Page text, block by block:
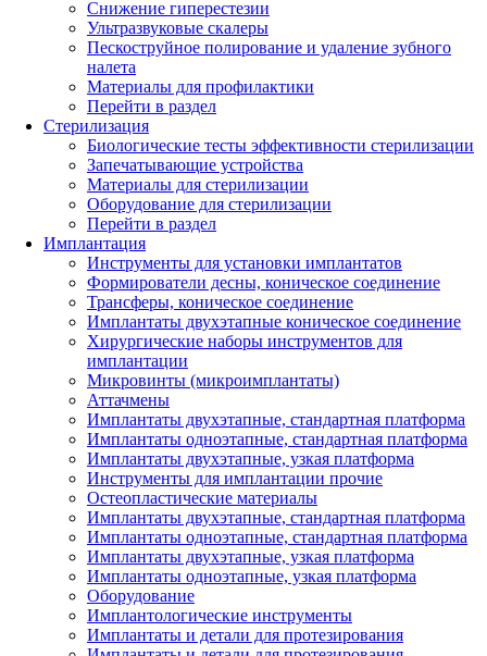
Снижение гиперестезии
Ультразвуковые скалеры
Пескоструйное полирование и удаление зубного
налета
Материалы для профилактики
Перейти в раздел
Стерилизация
Биологические тесты эффективности стерилизации
Запечатывающие устройства
Материалы для стерилизации
Оборудование для стерилизации
Перейти в раздел
Имплантация
Инструменты для установки имплантатов
Формирователи десны, коническое соединение
Трансферы, коническое соединение
Имплантаты двухэтапные коническое соединение
Хирургические наборы инструментов для
имплантации
Микровинты (микроимплантаты)
Аттачмены
Имплантаты двухэтапные, стандартная платформа
Имплантаты одноэтапные, стандартная платформа
Имплантаты двухэтапные, узкая платформа
Инструменты для имплантации прочие
Остеопластические материалы
Имплантаты двухэтапные, стандартная платформа
Имплантаты одноэтапные, стандартная платформа
Имплантаты двухэтапные, узкая платформа
Имплантаты одноэтапные, узкая платформа
Оборудование
Имплантологические инструменты
Имплантаты и детали для протезирования